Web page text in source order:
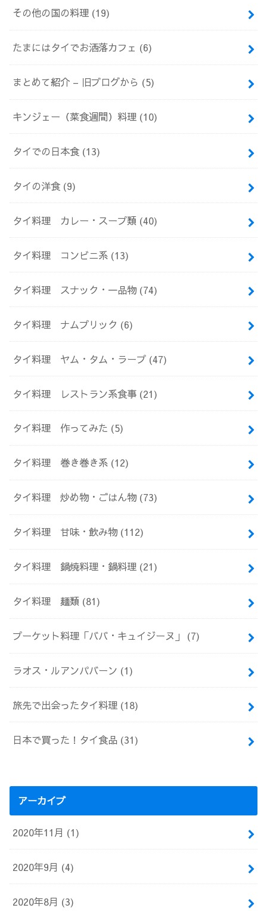
その他の国の料理 (19)
たまにはタイでお洒落カフェ (6)
まとめて紹介 – 旧ブログから (5)
キンジェー（菜食週間）料理 (10)
タイでの日本食 (13)
タイの洋食 (9)
タイ料理 カレー・スープ類 (40)
タイ料理 コンビニ系 (13)
タイ料理 スナック・一品物 (74)
タイ料理 ナムプリック (6)
タイ料理 ヤム・タム・ラープ (47)
タイ料理 レストラン系食事 (21)
タイ料理 作ってみた (5)
タイ料理 巻き巻き系 (12)
タイ料理 炒め物・ごはん物 (73)
タイ料理 甘味・飲み物 (112)
タイ料理 鍋焼料理・鍋料理 (21)
タイ料理 麺類 (81)
プーケット料理「ババ・キュイジーヌ」 (7)
ラオス・ルアンパバーン (1)
旅先で出会ったタイ料理 (18)
日本で買った！タイ食品 (31)
アーカイブ
2020年11月 (1)
2020年9月 (4)
2020年8月 (3)